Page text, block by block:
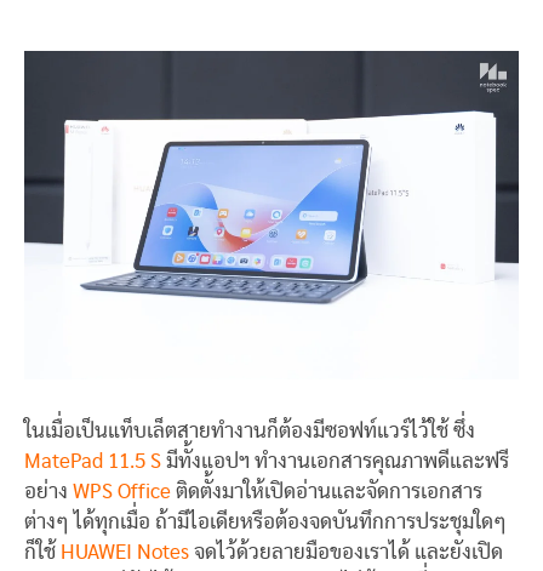
ในเมื่อเป็นแท็บเล็ตสายทำงานก็ต้องมีซอฟท์แวร์ไว้ใช้ ซึ่ง
MatePad 11.5 S มีทั้งแอปฯ ทำงานเอกสารคุณภาพดีและฟรี
อย่าง WPS Office ติดตั้งมาให้เปิดอ่านและจัดการเอกสาร
ต่างๆ ได้ทุกเมื่อ ถ้ามีไอเดียหรือต้องจดบันทึกการประชุมใดๆ
ก็ใช้ HUAWEI Notes จดไว้ด้วยลายมือของเราได้ และยังเปิด